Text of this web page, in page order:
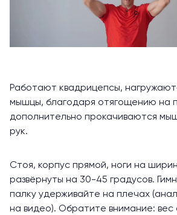
Работают квадрицепсы,
мышцы, благодаря отягощению на
дополнительно прокачиваются
рук.
Стоя, корпус прямой, ноги на
развёрнуты на 30-45 градусов.
палку удерживайте на плечах
на видео). Обратите внимание: